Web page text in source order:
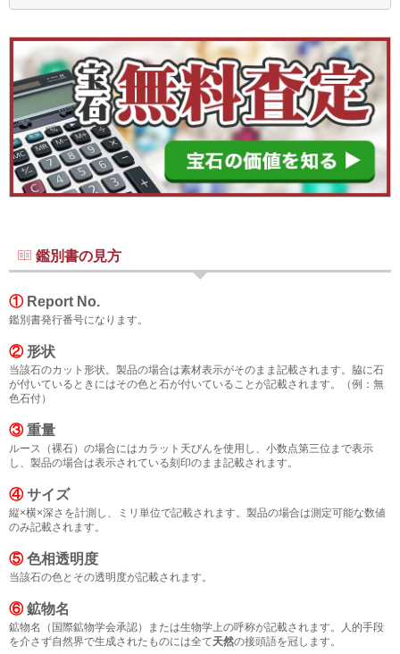
鑑別書の見方
①Report No.
鑑別書発行番号になります。
②形状
当該石のカット形状。製品の場合は素材表示がそのまま記載されます。脇に石
が付いているときにはその色と石が付いていることが記載されます。（例：無
色石付）
③重量
ルース（裸石）の場合にはカラット天びんを使用し、小数点第三位まで表示
し、製品の場合は表示されている刻印のまま記載されます。
④サイズ
縦×横×深さを計測し、ミリ単位で記載されます。製品の場合は測定可能な数値
のみ記載されます。
⑤色相透明度
当該石の色とその透明度が記載されます。
⑥鉱物名
鉱物名（国際鉱物学会承認）または生物学上の呼称が記載されます。人的手段
を介さず自然界で生成されたものには全て天然の接頭語を冠します。